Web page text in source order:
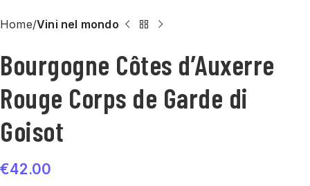
Home Vini nel mondo
Bourgogne Côtes d’Auxerre
Rouge Corps de Garde di
Goisot
€42.00